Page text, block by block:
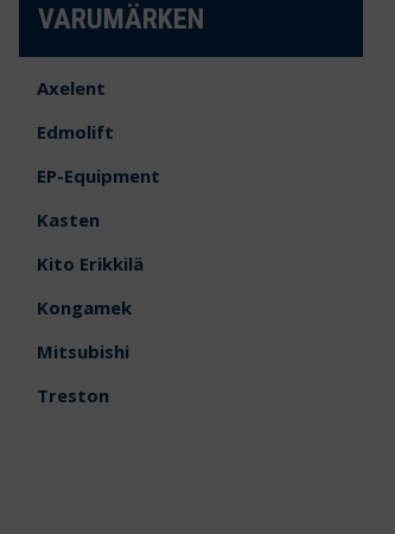
VARUMÄRKEN
Axelent
Edmolift
EP-Equipment
Kasten
Kito Erikkilä
Kongamek
Mitsubishi
Treston